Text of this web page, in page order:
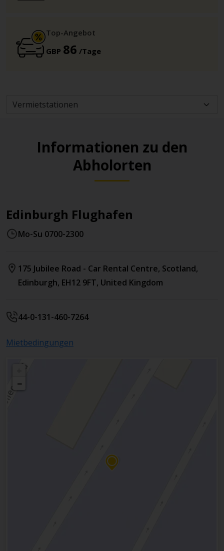
Top-Angebot
GBP 86 /Tage
Informationen zu den
Abholorten
Edinburgh Flughafen
Mo-Su 0700-2300
175 Jubilee Road - Car Rental Centre, Scotland,
Edinburgh, EH12 9FT, United Kingdom
44-0-131-460-7264
Mietbedingungen
−